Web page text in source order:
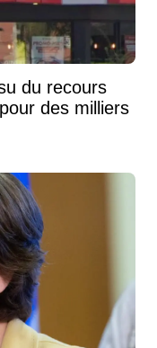
du recours
des milliers